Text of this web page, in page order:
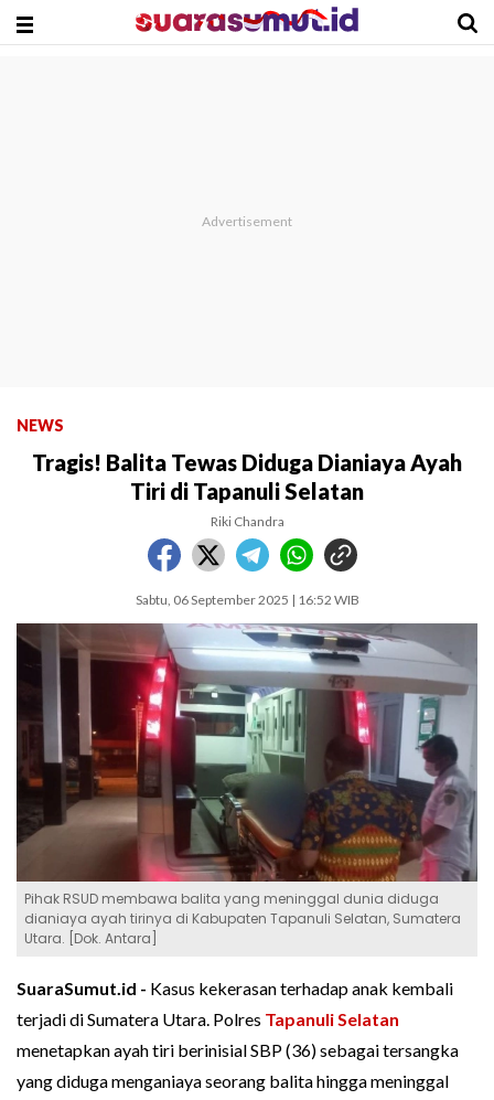
NEWS
Tragis! Balita Tewas Diduga Dianiaya Ayah
Tiri di Tapanuli Selatan
Riki Chandra
Sabtu, 06 September 2025 | 16:52 WIB
Pihak RSUD membawa balita yang meninggal dunia diduga
dianiaya ayah tirinya di Kabupaten Tapanuli Selatan, Sumatera
Utara. [Dok. Antara]
SuaraSumut.id - Kasus kekerasan terhadap anak kembali
terjadi di Sumatera Utara. Polres Tapanuli Selatan
menetapkan ayah tiri berinisial SBP (36) sebagai tersangka
yang diduga menganiaya seorang balita hingga meninggal